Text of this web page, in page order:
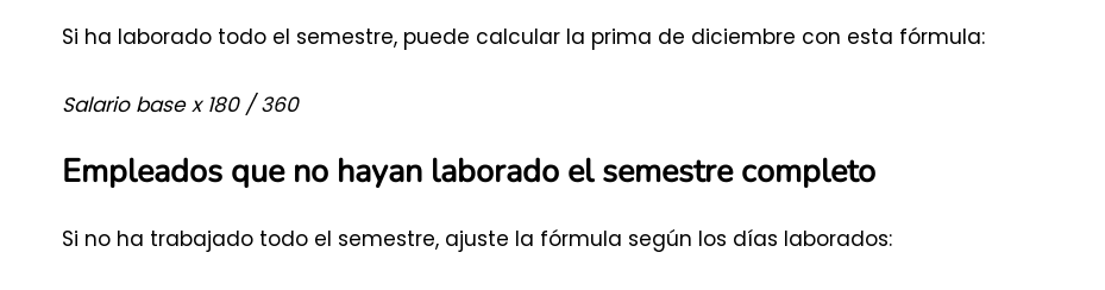
Si ha laborado todo el semestre, puede calcular la prima de diciembre con esta fórmula:
Salario base x 180 / 360
Empleados que no hayan laborado el semestre completo
Si no ha trabajado todo el semestre, ajuste la fórmula según los días laborados: